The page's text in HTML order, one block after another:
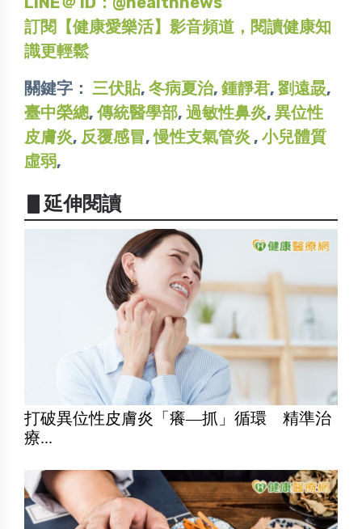
訂閱【健康愛樂活】影音頻道，閱讀健康知
識更輕鬆
關鍵字： 三伏貼, 冬病夏治, 鍾靜君, 劉遠晸,
臺中榮總,傳統醫學部, 過敏性鼻炎, 異位性
皮膚炎, 反覆感冒,慢性支氣管炎 , 小兒體質
虛弱,
▋延伸閱讀
打破異位性皮膚炎「癢—抓」循環 精準治
療...